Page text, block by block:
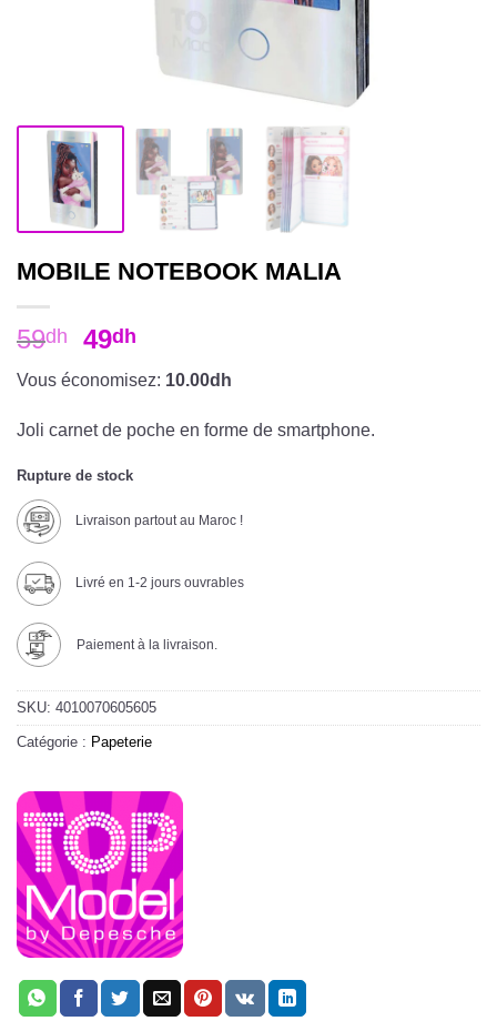
MOBILE NOTEBOOK MALIA
59dh 49dh
Vous économisez: 10.00dh
Joli carnet de poche en forme de smartphone.
Rupture de stock
Livraison partout au Maroc !
Livré en 1-2 jours ouvrables
Paiement à la livraison.
SKU: 4010070605605
Catégorie : Papeterie